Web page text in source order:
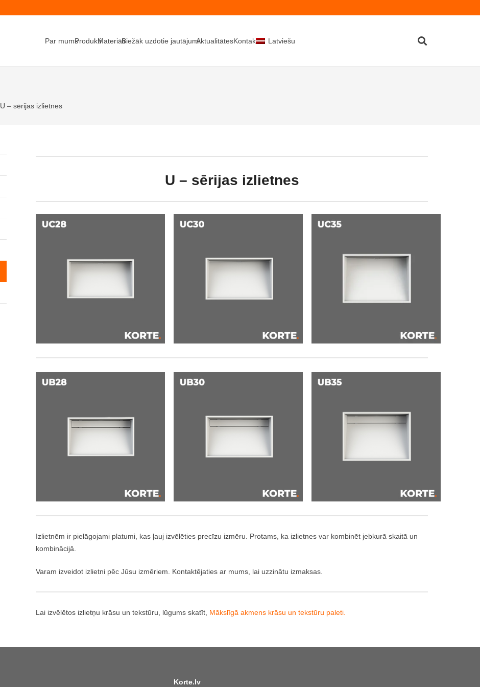
Par mumsProduktiMateriāliBiežāk uzdotie jautājumiAktualitātesKontakti Latviešu
U – sērijas izlietnes
U – sērijas izlietnes
Izlietnēm ir pielāgojami platumi, kas ļauj izvēlēties precīzu izmēru. Protams, ka izlietnes var kombinēt jebkurā skaitā un
kombinācijā.
Varam izveidot izlietni pēc Jūsu izmēriem. Kontaktējaties ar mums, lai uzzinātu izmaksas.
Lai izvēlētos izlietņu krāsu un tekstūru, lūgums skatīt, Mākslīgā akmens krāsu un tekstūru paleti.
Korte.lv